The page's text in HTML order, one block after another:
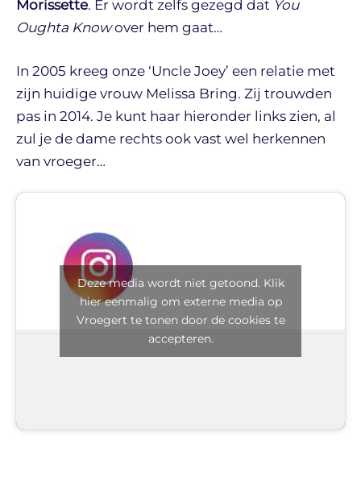
Morissette. Er wordt zelfs gezegd dat You
Oughta Knowover hem gaat…
In 2005 kreeg onze ‘Uncle Joey’ een relatie met
zijn huidige vrouw Melissa Bring. Zij trouwden
pas in 2014. Je kunt haar hieronder links zien, al
zul je de dame rechts ook vast wel herkennen
van vroeger…
Deze media wordt niet getoond. Klik
hier eenmalig om externe media op
Vroegert te tonen door de cookies te
accepteren.